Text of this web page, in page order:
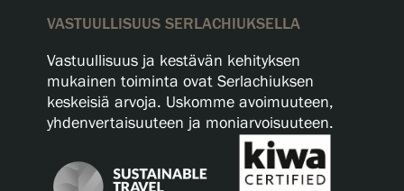
VASTUULLISUUS SERLACHIUKSELLA
Vastuullisuus ja kestävän kehityksen
mukainen toiminta ovat Serlachiuksen
keskeisiä arvoja. Uskomme avoimuuteen,
yhdenvertaisuuteen ja moniarvoisuuteen.